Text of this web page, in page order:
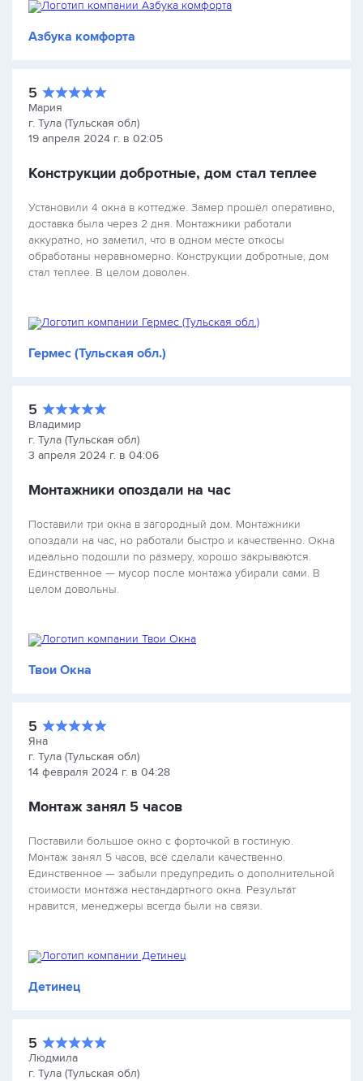
Азбука комфорта
5
Мария
г. Тула (Тульская обл)
19 апреля 2024 г. в 02:05
Конструкции добротные, дом стал теплее
Установили 4 окна в коттедже. Замер прошёл оперативно,
доставка была через 2 дня. Монтажники работали
аккуратно, но заметил, что в одном месте откосы
обработаны неравномерно. Конструкции добротные, дом
стал теплее. В целом доволен.
Гермес (Тульская обл.)
5
Владимир
г. Тула (Тульская обл)
3 апреля 2024 г. в 04:06
Монтажники опоздали на час
Поставили три окна в загородный дом. Монтажники
опоздали на час, но работали быстро и качественно. Окна
идеально подошли по размеру, хорошо закрываются.
Единственное — мусор после монтажа убирали сами. В
целом довольны.
Твои Окна
5
Яна
г. Тула (Тульская обл)
14 февраля 2024 г. в 04:28
Монтаж занял 5 часов
Поставили большое окно с форточкой в гостиную.
Монтаж занял 5 часов, всё сделали качественно.
Единственное — забыли предупредить о дополнительной
стоимости монтажа нестандартного окна. Результат
нравится, менеджеры всегда были на связи.
Детинец
5
Людмила
г. Тула (Тульская обл)